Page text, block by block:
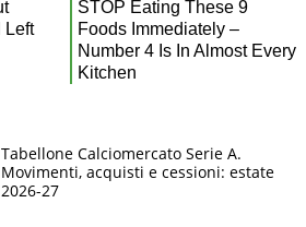
Tabellone Calciomercato Serie A.
Movimenti, acquisti e cessioni: estate
2026-27